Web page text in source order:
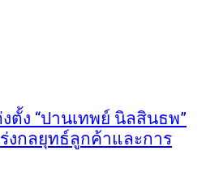
ตั้ง “ปานเทพย์ นิลสินธพ”
ร่งกลยุทธ์ลูกค้าและการ